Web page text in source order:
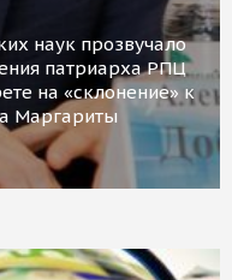
наук прозвучало
патриарха РПЦ
на «склонение» к
Маргариты